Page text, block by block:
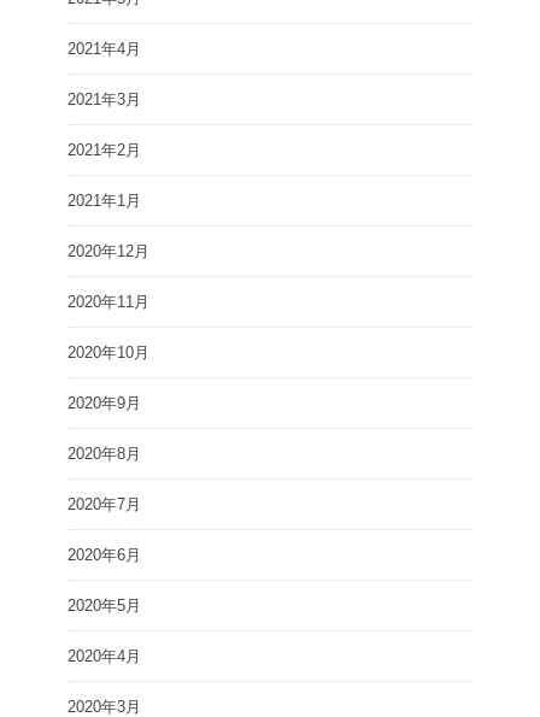
2021年4月
2021年3月
2021年2月
2021年1月
2020年12月
2020年11月
2020年10月
2020年9月
2020年8月
2020年7月
2020年6月
2020年5月
2020年4月
2020年3月